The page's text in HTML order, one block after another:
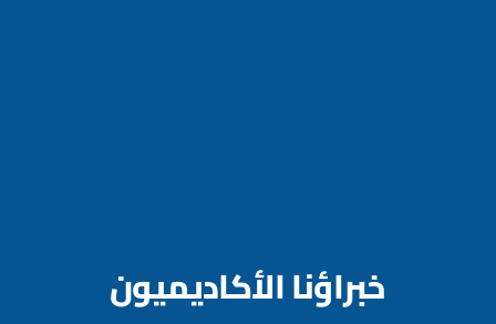
خبراؤنا الأكاديميون